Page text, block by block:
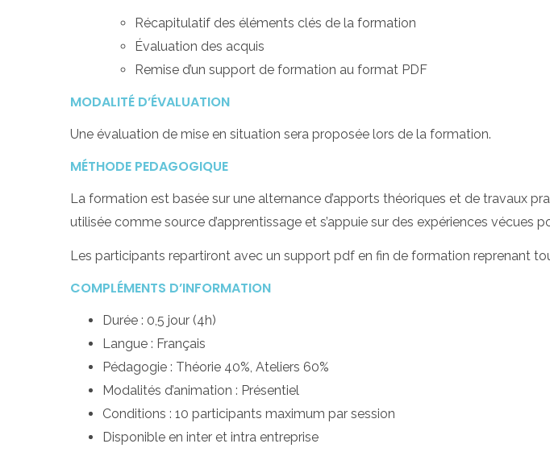
Récapitulatif des éléments clés de la formation
Évaluation des acquis
Remise d’un support de formation au format PDF
MODALITÉ D’ÉVALUATION
Une évaluation de mise en situation sera proposée lors de la formation.
MÉTHODE PEDAGOGIQUE
La formation est basée sur une alternance d’apports théoriques et de travaux
utilisée comme source d’apprentissage et s’appuie sur des expériences
Les participants repartiront avec un support pdf en fin de formation reprenant
COMPLÉMENTS D’INFORMATION
Durée : 0,5 jour (4h)
Langue : Français
Pédagogie : Théorie 40%, Ateliers 60%
Modalités d’animation : Présentiel
Conditions : 10 participants maximum par session
Disponible en inter et intra entreprise